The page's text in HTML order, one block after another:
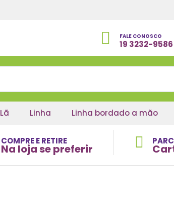
FALE CONOSCO
19 3232-9586
Lã Linha Linha bordado a mão
COMPRE E RETIRE
Na loja se preferir